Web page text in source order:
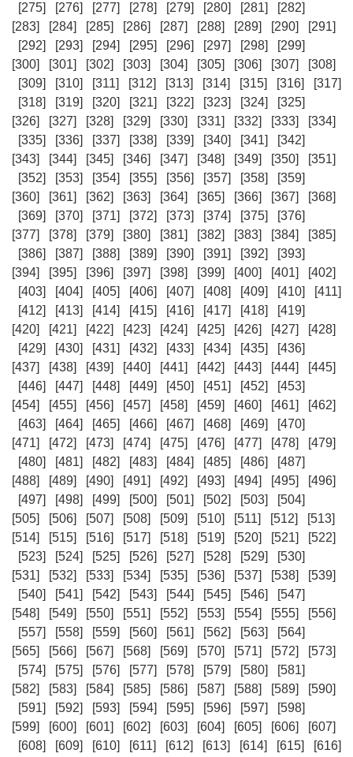
[275]
[276] [277] [278] [279] [280] [281]
[282]
[283]
[284] [285] [286] [287] [288] [289] [290]
[291]
[292]
[293] [294] [295] [296] [297] [298]
[299]
[300]
[301] [302] [303] [304] [305] [306] [307]
[308]
[309]
[310] [311] [312] [313] [314] [315] [316]
[317]
[318]
[319] [320] [321] [322] [323] [324]
[325]
[326]
[327] [328] [329] [330] [331] [332] [333]
[334]
[335]
[336] [337] [338] [339] [340] [341]
[342]
[343]
[344] [345] [346] [347] [348] [349] [350]
[351]
[352]
[353] [354] [355] [356] [357] [358]
[359]
[360]
[361] [362] [363] [364] [365] [366] [367]
[368]
[369]
[370] [371] [372] [373] [374] [375]
[376]
[377]
[378] [379] [380] [381] [382] [383] [384]
[385]
[386]
[387] [388] [389] [390] [391] [392]
[393]
[394]
[395] [396] [397] [398] [399] [400] [401]
[402]
[403]
[404] [405] [406] [407] [408] [409] [410]
[411]
[412]
[413] [414] [415] [416] [417] [418]
[419]
[420]
[421] [422] [423] [424] [425] [426] [427]
[428]
[429]
[430] [431] [432] [433] [434] [435]
[436]
[437]
[438] [439] [440] [441] [442] [443] [444]
[445]
[446]
[447] [448] [449] [450] [451] [452]
[453]
[454]
[455] [456] [457] [458] [459] [460] [461]
[462]
[463]
[464] [465] [466] [467] [468] [469]
[470]
[471]
[472] [473] [474] [475] [476] [477] [478]
[479]
[480]
[481] [482] [483] [484] [485] [486]
[487]
[488]
[489] [490] [491] [492] [493] [494] [495]
[496]
[497]
[498] [499] [500] [501] [502] [503]
[504]
[505]
[506] [507] [508] [509] [510] [511] [512]
[513]
[514]
[515] [516] [517] [518] [519] [520] [521]
[522]
[523]
[524] [525] [526] [527] [528] [529]
[530]
[531]
[532] [533] [534] [535] [536] [537] [538]
[539]
[540]
[541] [542] [543] [544] [545] [546]
[547]
[548]
[549] [550] [551] [552] [553] [554] [555]
[556]
[557]
[558] [559] [560] [561] [562] [563]
[564]
[565]
[566] [567] [568] [569] [570] [571] [572]
[573]
[574]
[575] [576] [577] [578] [579] [580]
[581]
[582]
[583] [584] [585] [586] [587] [588] [589]
[590]
[591]
[592] [593] [594] [595] [596] [597]
[598]
[599]
[600] [601] [602] [603] [604] [605] [606]
[607]
[608]
[609] [610] [611] [612] [613] [614] [615]
[616]